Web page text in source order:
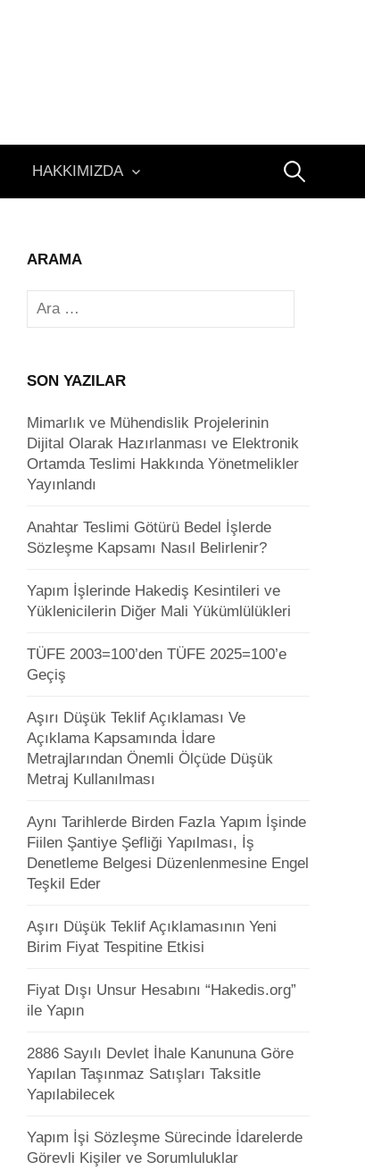
HAKKIMIZDA Arama:
ARAMA
Arama:
SON YAZILAR
Mimarlık ve Mühendislik Projelerinin
Dijital Olarak Hazırlanması ve Elektronik
Ortamda Teslimi Hakkında Yönetmelikler
Yayınlandı
Anahtar Teslimi Götürü Bedel İşlerde
Sözleşme Kapsamı Nasıl Belirlenir?
Yapım İşlerinde Hakediş Kesintileri ve
Yüklenicilerin Diğer Mali Yükümlülükleri
TÜFE 2003=100’den TÜFE 2025=100’e
Geçiş
Aşırı Düşük Teklif Açıklaması Ve
Açıklama Kapsamında İdare
Metrajlarından Önemli Ölçüde Düşük
Metraj Kullanılması
Aynı Tarihlerde Birden Fazla Yapım İşinde
Fiilen Şantiye Şefliği Yapılması, İş
Denetleme Belgesi Düzenlenmesine Engel
Teşkil Eder
Aşırı Düşük Teklif Açıklamasının Yeni
Birim Fiyat Tespitine Etkisi
Fiyat Dışı Unsur Hesabını “Hakedis.org”
ile Yapın
2886 Sayılı Devlet İhale Kanununa Göre
Yapılan Taşınmaz Satışları Taksitle
Yapılabilecek
Yapım İşi Sözleşme Sürecinde İdarelerde
Görevli Kişiler ve Sorumluluklar